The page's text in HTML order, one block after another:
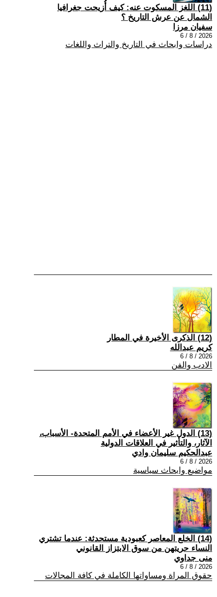
(11) اللغز المسكوت عنه: كيف أُزيحت جغرافيا
الشمال عن عرش التاريخ ؟
سفيان مرزا
2026 / 8 / 6
دراسات وابحاث في التاريخ والتراث واللغات
(12) الذكرى الأخيرة في المطار
كريم عبدالله
2026 / 8 / 6
الادب والفن
(13) الدول غير الأعضاء في الأمم المتحدة- الأسباب،
الآثار، والتأثير في العلاقات الدولية
عبدالحكيم سليمان وادي
2026 / 8 / 6
مواضيع وابحاث سياسية
(14) الخلع المعاصر كعبودية مستحدثة: عندما تشتري
النساء حريتهن من سوق الابتزاز القانوني
منى جداوي
2026 / 8 / 6
حقوق المراة ومساواتها الكاملة في كافة المجالات